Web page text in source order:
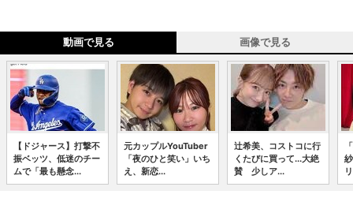
動画で見る 画像で見る
【ドジャース】打撃不
振ベッツ、低迷のチー
ムで「最も懸念...
元カップルYouTuber
「夜のひと笑い」いち
え、新恋...
辻希美、コストコに行
くたびに買って...大絶
賛 少しア...